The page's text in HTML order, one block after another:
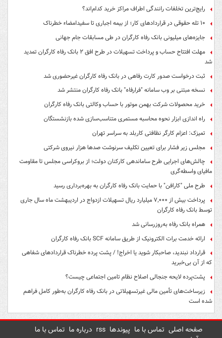
رایج‌ترین تخلفات رانندگی اطراف مراکز خرید کدام‌اند؟
۱۰ تله حقوقی در قراردادهای کار؛ از بیمه اجباری تا سفیدامضاء خطرناک
جایزه‌های میلیونی بانک رفاه کارگران در طی مسابقات جام جهانی
مهلت افتتاح حساب و پرداخت تسهیلات در طرح افق ۲ بانک رفاه کارگران تمدید
شد
ثبت درخواست صدور کارت رفاهی در بانک رفاه کارگران غیرحضوری شد
نسخه مبتنی بر وب سامانه "فرارفاه" بانک رفاه کارگران منتشر شد
خرید محصولات شرکت بهمن موتور با حساب وکالتی بانک رفاه کارگران
راه اندازی ابزار نحوه محاسبه مستمری متناسب‌سازی شده بازنشستگان
تمیزک: اعزام کارگر نظافتی کاربلد به سراسر تهران
مجلس زیر فشار برای تعیین تکلیف سرنوشت صدها هزار نیروی شرکتی
چالش‌های اجرایی طرح ساماندهی کارکنان دولت؛ از بروکراسی مجلس تا مقاومت
مافیای واسطه‌گری
طرح ملی "کارافن" با حمایت بانک رفاه کارگران به بهره‌برداری رسید
پرداخت بیش از ۷,۰۰۰ میلیارد ریال تسهیلات ازدواج در اردیبهشت ماه سال جاری
توسط بانک رفاه کارگران
همراه بانک رفاه به‌روزرسانی شد
ارائه خدمت برات الکترونیک از طریق سامانه SCF بانک رفاه کارگران
قرارداد نبندید، صاحبکار شوید یا اخراج! / پشت پرده خطرناک قراردادهای شفاهی
که از آن بی‌خبرید
پشت‌پرده لایحه جنجالی اصلاح نظام تامین اجتماعی چیست؟
زیرساخت‌های تأمین مالی غیرتسهیلاتی در بانک رفاه کارگران به‌طور کامل فراهم
شده است
صفحه اصلی تماس با ما پیوندها rss درباره ما تماس با ما